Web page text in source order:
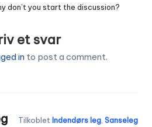
don’t you start the discussion?
et svar
into post a comment.
Tilkoblet Indendørs leg, Sanseleg